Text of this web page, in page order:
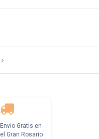
Envío Gratis en
el Gran Rosario